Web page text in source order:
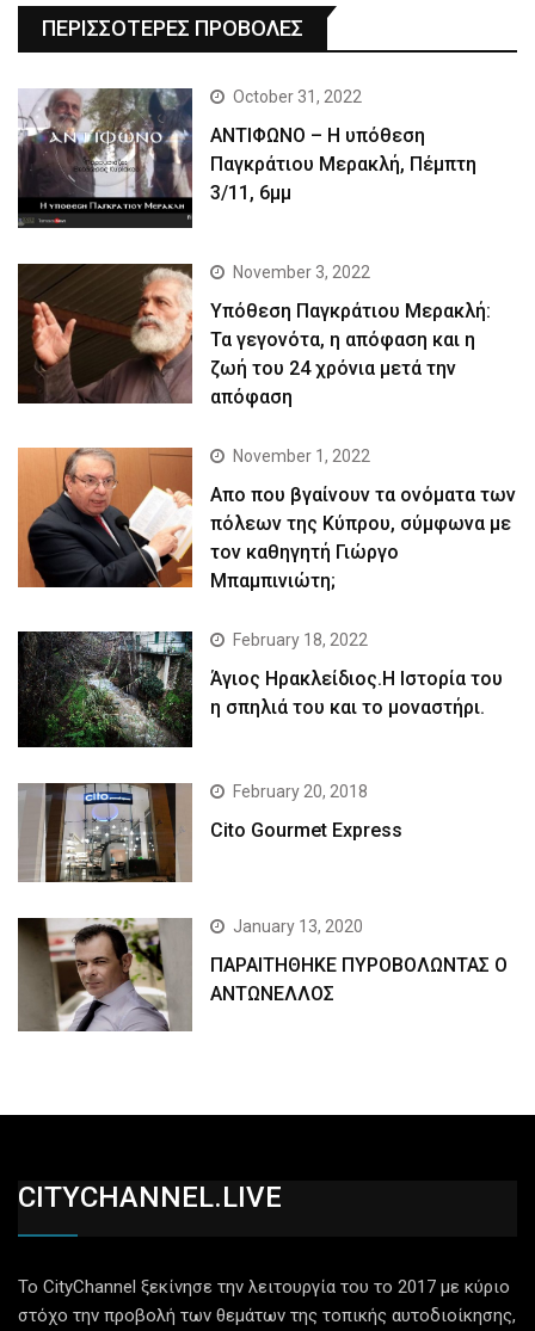
ΠΕΡΙΣΣΟΤΕΡΕΣ ΠΡΟΒΟΛΕΣ
October 31, 2022
ΑΝΤΙΦΩΝΟ – Η υπόθεση
Παγκράτιου Μερακλή, Πέμπτη
3/11, 6μμ
November 3, 2022
Yπόθεση Παγκράτιου Μερακλή:
Τα γεγονότα, η απόφαση και η
ζωή του 24 χρόνια μετά την
απόφαση
November 1, 2022
Απο που βγαίνουν τα ονόματα των
πόλεων της Κύπρου, σύμφωνα με
τον καθηγητή Γιώργο
Μπαμπινιώτη;
February 18, 2022
Άγιος Ηρακλείδιος.Η Ιστορία του
η σπηλιά του και το μοναστήρι.
February 20, 2018
Cito Gourmet Express
January 13, 2020
ΠΑΡΑΙΤΗΘΗΚΕ ΠΥΡΟΒΟΛΩΝΤΑΣ Ο
ΑΝΤΩΝΕΛΛΟΣ
CITYCHANNEL.LIVE
Το CityChannel ξεκίνησε την λειτουργία του το 2017 με κύριο
στόχο την προβολή των θεμάτων της τοπικής αυτοδιοίκησης,